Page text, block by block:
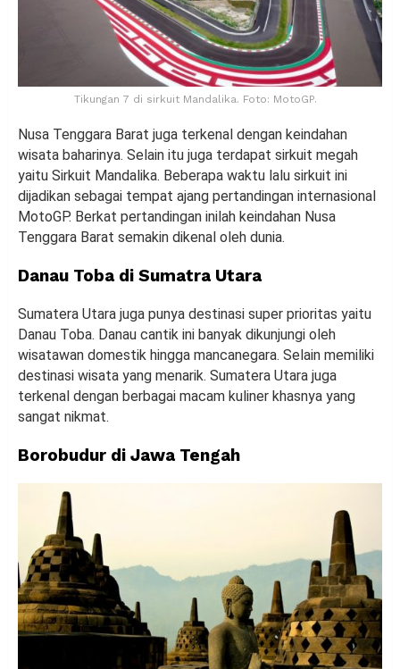
Tikungan 7 di sirkuit Mandalika. Foto: MotoGP.
Nusa Tenggara Barat juga terkenal dengan keindahan
wisata baharinya. Selain itu juga terdapat sirkuit megah
yaitu Sirkuit Mandalika. Beberapa waktu lalu sirkuit ini
dijadikan sebagai tempat ajang pertandingan internasional
MotoGP. Berkat pertandingan inilah keindahan Nusa
Tenggara Barat semakin dikenal oleh dunia.
Danau Toba di Sumatra Utara
Sumatera Utara juga punya destinasi super prioritas yaitu
Danau Toba. Danau cantik ini banyak dikunjungi oleh
wisatawan domestik hingga mancanegara. Selain memiliki
destinasi wisata yang menarik. Sumatera Utara juga
terkenal dengan berbagai macam kuliner khasnya yang
sangat nikmat.
Borobudur di Jawa Tengah